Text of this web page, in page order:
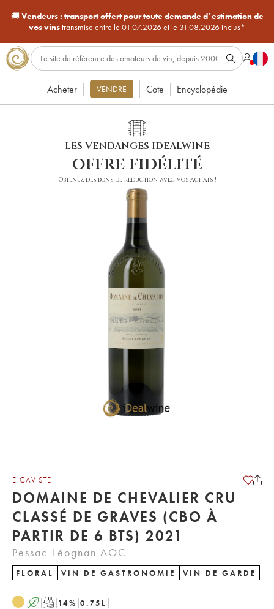
🚚Vendeurs : transport offert pour toute demande d’estimation de
vos vinstransmise entre le 01.07.2026 et le 31.08.2026 inclus*
Acheter VENDRE Cote Encyclopédie
LES VENDANGES IDEALWINE
offre fidélité
Obtenez des bons de réduction avec vos achats !
E-CAVISTE
DOMAINE DE CHEVALIER CRU
CLASSÉ DE GRAVES (CBO À
PARTIR DE 6 BTS) 2021
Pessac-Léognan AOC
FLORAL VIN DE GASTRONOMIE VIN DE GARDE
A T 14% 0.75 L